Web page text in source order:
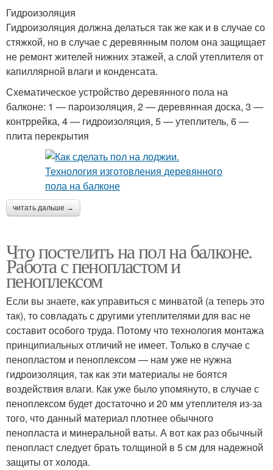
Гидроизоляция
Гидроизоляция должна делаться так же как и в случае со
стяжкой, но в случае с деревянным полом она защищает
не ремонт жителей нижних этажей, а слой утеплителя от
капиллярной влаги и конденсата.
Схематическое устройство деревянного пола на
балконе: 1 — пароизоляция, 2 — деревянная доска, 3 —
контррейка, 4 — гидроизоляция, 5 — утеплитель, 6 —
плита перекрытия
читать дальше →
Что постелить на пол на балконе.
Работа с пенопластом и
пеноплексом
Если вы знаете, как управиться с минватой (а теперь это
так), то совладать с другими утеплителями для вас не
составит особого труда. Потому что технология монтажа
принципиальных отличий не имеет. Только в случае с
пенопластом и пеноплексом — нам уже не нужна
гидроизоляция, так как эти материалы не боятся
воздействия влаги. Как уже было упомянуто, в случае с
пеноплексом будет достаточно и 20 мм утеплителя из-за
того, что данный материал плотнее обычного
пенопласта и минеральной ваты. А вот как раз обычный
пенопласт следует брать толщиной в 5 см для надежной
защиты от холода.